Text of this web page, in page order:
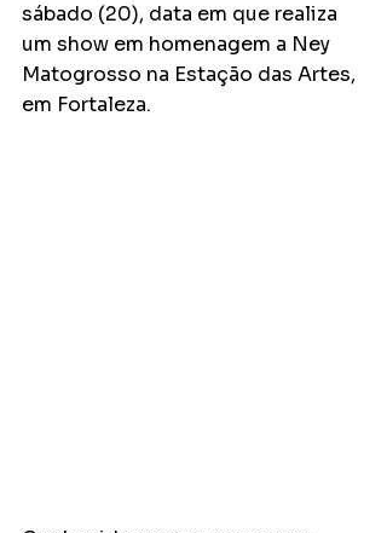
sábado (20), data em que realiza
um show em homenagem a Ney
Matogrosso na Estação das Artes,
em Fortaleza.